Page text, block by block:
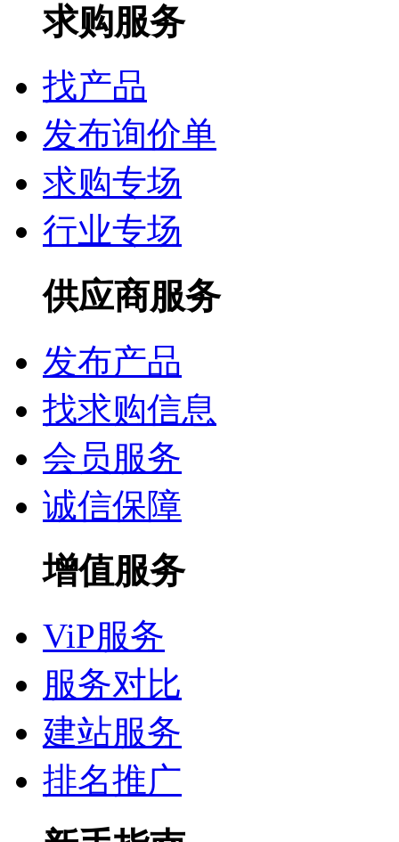
求购服务
找产品
发布询价单
求购专场
行业专场
供应商服务
发布产品
找求购信息
会员服务
诚信保障
增值服务
ViP服务
服务对比
建站服务
排名推广